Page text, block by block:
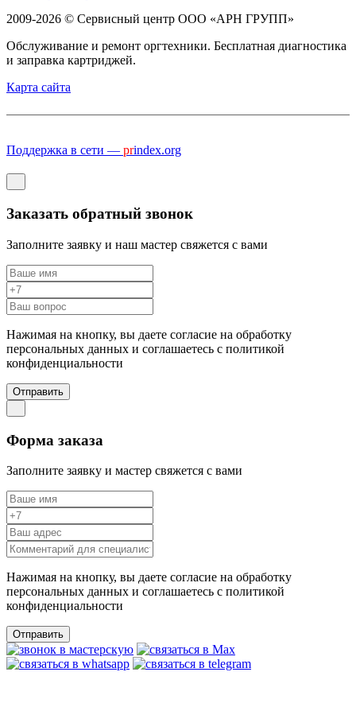
2009-2026 © Сервисный центр ООО «АРН ГРУПП»
Обслуживание и ремонт оргтехники. Бесплатная диагностика
и заправка картриджей.
Карта сайта
Поддержка в сети — prindex.org
Заказать обратный звонок
Заполните заявку и наш мастер свяжется с вами
Нажимая на кнопку, вы даете согласие на обработку
персональных данных и соглашаетесь c политикой
конфиденциальности
Отправить
Форма заказа
Заполните заявку и мастер свяжется с вами
Нажимая на кнопку, вы даете согласие на обработку
персональных данных и соглашаетесь c политикой
конфиденциальности
Отправить